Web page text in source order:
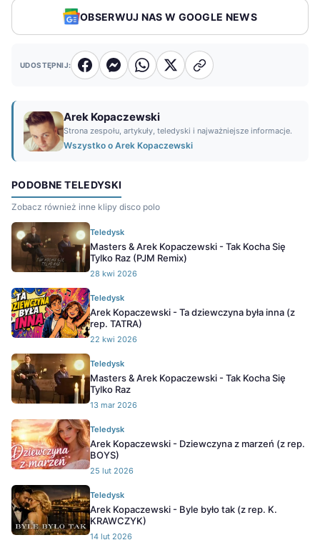
OBSERWUJ NAS W GOOGLE NEWS
UDOSTĘPNIJ:
Arek Kopaczewski
Strona zespołu, artykuły, teledyski i najważniejsze informacje.
Wszystko o Arek Kopaczewski
PODOBNE TELEDYSKI
Zobacz również inne klipy disco polo
Teledysk
Masters & Arek Kopaczewski - Tak Kocha Się
Tylko Raz (PJM Remix)
28 kwi 2026
Teledysk
Arek Kopaczewski - Ta dziewczyna była inna (z
rep. TATRA)
22 kwi 2026
Teledysk
Masters & Arek Kopaczewski - Tak Kocha Się
Tylko Raz
13 mar 2026
Teledysk
Arek Kopaczewski - Dziewczyna z marzeń (z rep.
BOYS)
25 lut 2026
Teledysk
Arek Kopaczewski - Byle było tak (z rep. K.
KRAWCZYK)
14 lut 2026